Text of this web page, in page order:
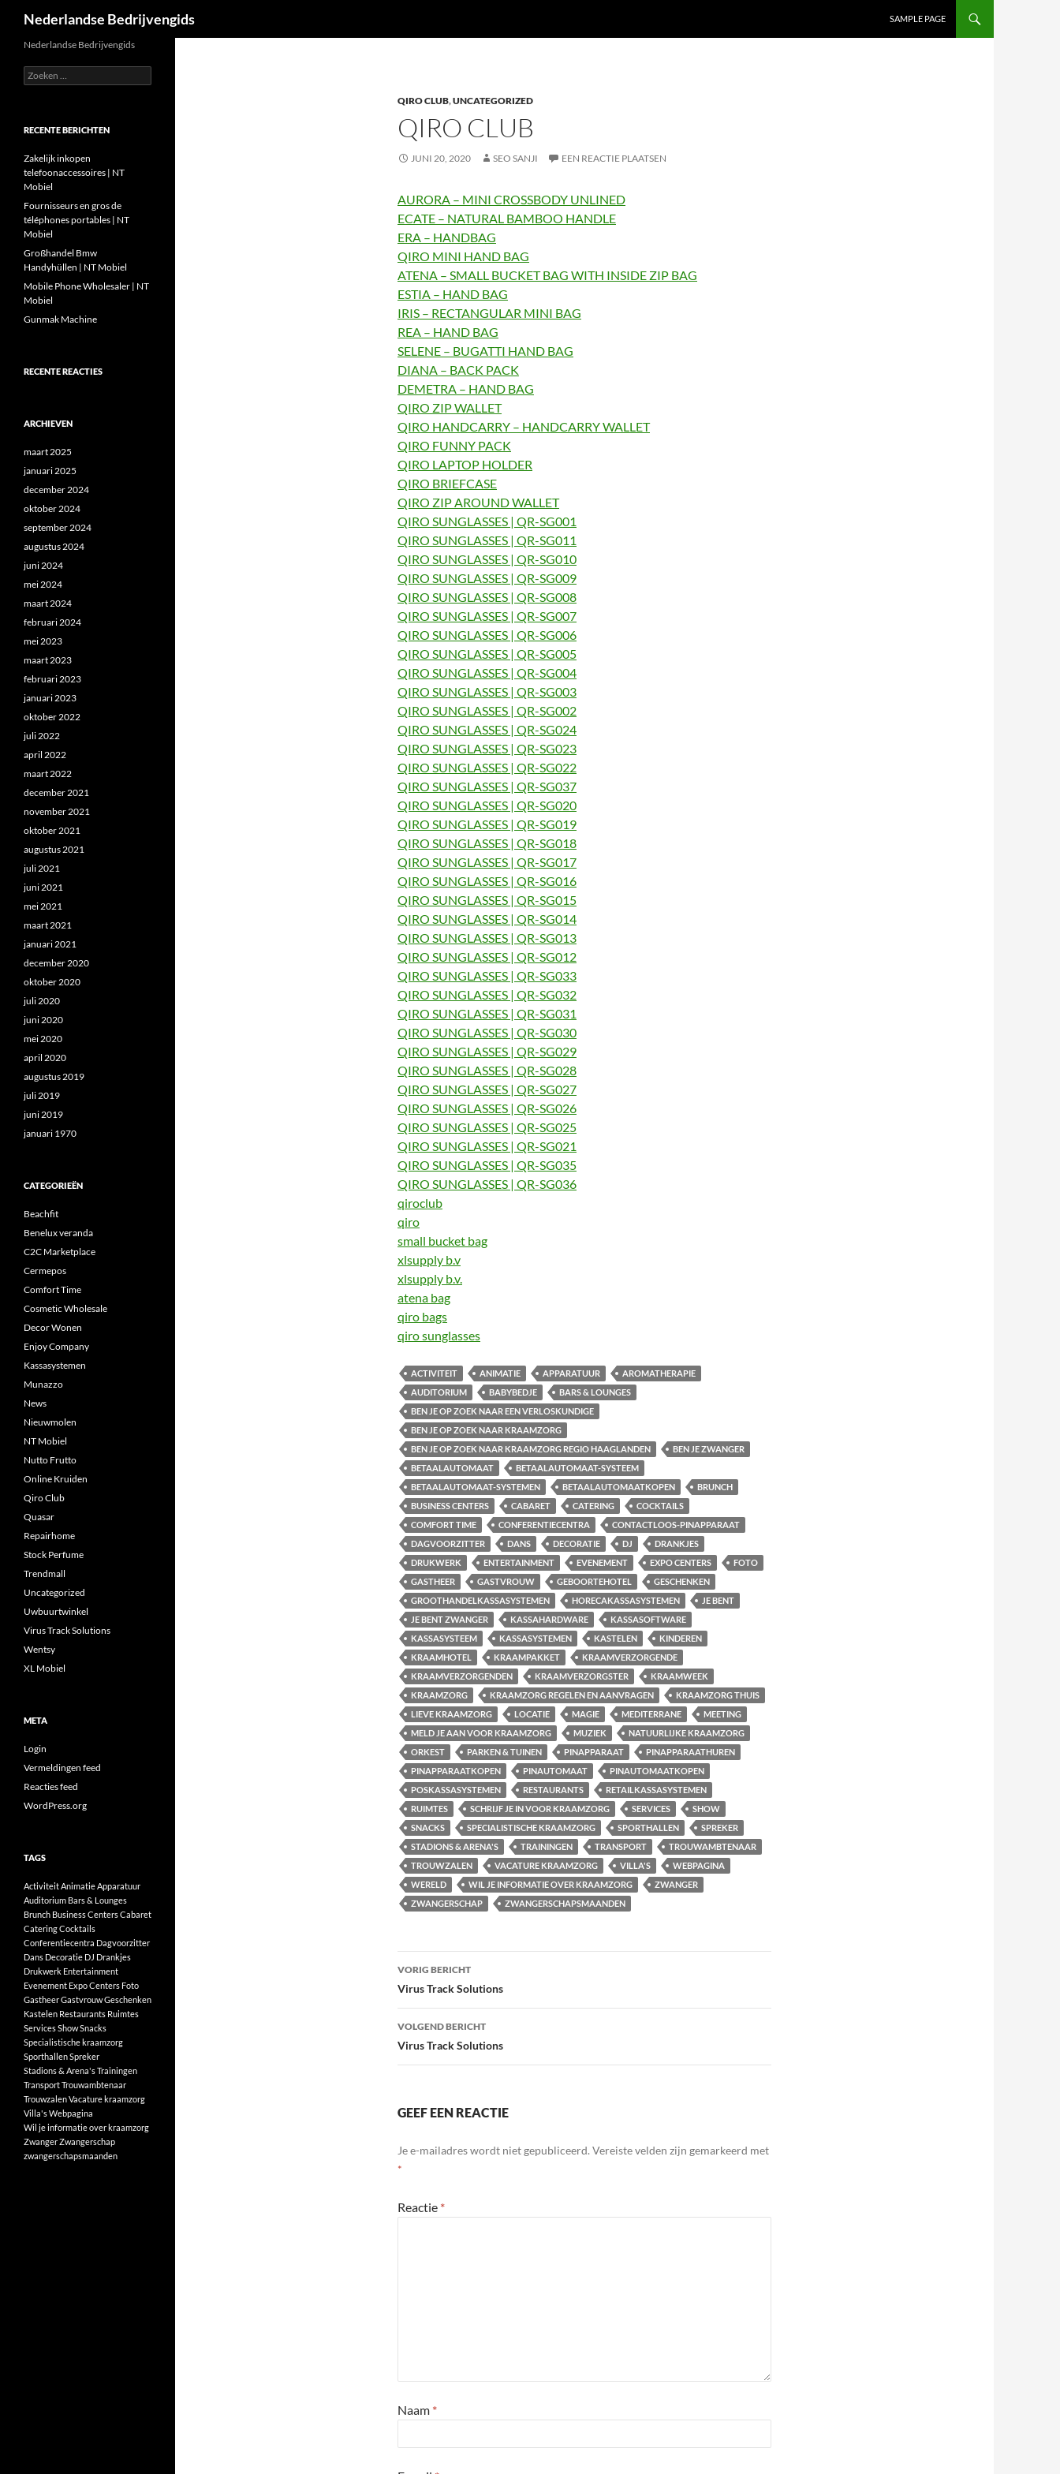
Nederlandse Bedrijvengids SAMPLE PAGE
QIRO CLUB,UNCATEGORIZED
QIRO CLUB
JUNI 20, 2020 SEO SANJI EEN REACTIE PLAATSEN
AURORA – MINI CROSSBODY UNLINED
ECATE – NATURAL BAMBOO HANDLE
ERA – HANDBAG
QIRO MINI HAND BAG
ATENA – SMALL BUCKET BAG WITH INSIDE ZIP BAG
ESTIA – HAND BAG
IRIS – RECTANGULAR MINI BAG
REA – HAND BAG
SELENE – BUGATTI HAND BAG
DIANA – BACK PACK
DEMETRA – HAND BAG
QIRO ZIP WALLET
QIRO HANDCARRY – HANDCARRY WALLET
QIRO FUNNY PACK
QIRO LAPTOP HOLDER
QIRO BRIEFCASE
QIRO ZIP AROUND WALLET
QIRO SUNGLASSES | QR-SG001
QIRO SUNGLASSES | QR-SG011
QIRO SUNGLASSES | QR-SG010
QIRO SUNGLASSES | QR-SG009
QIRO SUNGLASSES | QR-SG008
QIRO SUNGLASSES | QR-SG007
QIRO SUNGLASSES | QR-SG006
QIRO SUNGLASSES | QR-SG005
QIRO SUNGLASSES | QR-SG004
QIRO SUNGLASSES | QR-SG003
QIRO SUNGLASSES | QR-SG002
QIRO SUNGLASSES | QR-SG024
QIRO SUNGLASSES | QR-SG023
QIRO SUNGLASSES | QR-SG022
QIRO SUNGLASSES | QR-SG037
QIRO SUNGLASSES | QR-SG020
QIRO SUNGLASSES | QR-SG019
QIRO SUNGLASSES | QR-SG018
QIRO SUNGLASSES | QR-SG017
QIRO SUNGLASSES | QR-SG016
QIRO SUNGLASSES | QR-SG015
QIRO SUNGLASSES | QR-SG014
QIRO SUNGLASSES | QR-SG013
QIRO SUNGLASSES | QR-SG012
QIRO SUNGLASSES | QR-SG033
QIRO SUNGLASSES | QR-SG032
QIRO SUNGLASSES | QR-SG031
QIRO SUNGLASSES | QR-SG030
QIRO SUNGLASSES | QR-SG029
QIRO SUNGLASSES | QR-SG028
QIRO SUNGLASSES | QR-SG027
QIRO SUNGLASSES | QR-SG026
QIRO SUNGLASSES | QR-SG025
QIRO SUNGLASSES | QR-SG021
QIRO SUNGLASSES | QR-SG035
QIRO SUNGLASSES | QR-SG036
qiroclub
qiro
small bucket bag
xlsupply b.v
xlsupply b.v.
atena bag
qiro bags
qiro sunglasses
ACTIVITEIT ANIMATIE APPARATUUR
AROMATHERAPIE
AUDITORIUM
BABYBEDJE
BARS & LOUNGES
BEN JE OP ZOEK NAAR EEN VERLOSKUNDIGE
BEN JE OP ZOEK NAAR KRAAMZORG
BEN JE OP ZOEK NAAR KRAAMZORG REGIO HAAGLANDEN
BEN JE ZWANGER
BETAALAUTOMAAT
BETAALAUTOMAAT-SYSTEEM
BETAALAUTOMAAT-SYSTEMEN
BETAALAUTOMAATKOPEN
BRUNCH
BUSINESS CENTERS
CABARET CATERING
COCKTAILS
COMFORT TIME
CONFERENTIECENTRA
CONTACTLOOS-PINAPPARAAT
DAGVOORZITTER
DANS DECORATIE DJ
DRANKJES
DRUKWERK
ENTERTAINMENT EVENEMENT EXPO CENTERS
FOTO
GASTHEER
GASTVROUW GEBOORTEHOTEL
GESCHENKEN
GROOTHANDELKASSASYSTEMEN
HORECAKASSASYSTEMEN
JE BENT
JE BENT ZWANGER
KASSAHARDWARE
KASSASOFTWARE
KASSASYSTEEM
KASSASYSTEMEN KASTELEN
KINDEREN
KRAAMHOTEL
KRAAMPAKKET
KRAAMVERZORGENDE
KRAAMVERZORGENDEN
KRAAMVERZORGSTER
KRAAMWEEK
KRAAMZORG
KRAAMZORG REGELEN EN AANVRAGEN
KRAAMZORG THUIS
LIEVE KRAAMZORG
LOCATIE MAGIE MEDITERRANE
MEETING
MELD JE AAN VOOR KRAAMZORG
MUZIEK
NATUURLIJKE KRAAMZORG
ORKEST
PARKEN & TUINEN PINAPPARAAT
PINAPPARAATHUREN
PINAPPARAATKOPEN
PINAUTOMAAT
PINAUTOMAATKOPEN
POSKASSASYSTEMEN
RESTAURANTS
RETAILKASSASYSTEMEN
RUIMTES
SCHRIJF JE IN VOOR KRAAMZORG SERVICES
SHOW
SNACKS
SPECIALISTISCHE KRAAMZORG SPORTHALLEN
SPREKER
STADIONS & ARENA'S
TRAININGEN TRANSPORT
TROUWAMBTENAAR
TROUWZALEN
VACATURE KRAAMZORG VILLA'S
WEBPAGINA
WERELD
WIL JE INFORMATIE OVER KRAAMZORG
ZWANGER
ZWANGERSCHAP
ZWANGERSCHAPSMAANDEN
Bericht
navigatie
VORIG BERICHT
Virus Track Solutions
VOLGEND BERICHT
Virus Track Solutions
GEEF EEN REACTIE
Je e-mailadres wordt niet gepubliceerd. Vereiste velden zijn gemarkeerd met
*
Reactie *
Naam *
Nederlandse Bedrijvengids
Zoeken
naar:
RECENTE BERICHTEN
Zakelijk inkopen
telefoonaccessoires | NT
Mobiel
Fournisseurs en gros de
téléphones portables | NT
Mobiel
Großhandel Bmw
Handyhüllen | NT Mobiel
Mobile Phone Wholesaler | NT
Mobiel
Gunmak Machine
RECENTE REACTIES
ARCHIEVEN
maart 2025
januari 2025
december 2024
oktober 2024
september 2024
augustus 2024
juni 2024
mei 2024
maart 2024
februari 2024
mei 2023
maart 2023
februari 2023
januari 2023
oktober 2022
juli 2022
april 2022
maart 2022
december 2021
november 2021
oktober 2021
augustus 2021
juli 2021
juni 2021
mei 2021
maart 2021
januari 2021
december 2020
oktober 2020
juli 2020
juni 2020
mei 2020
april 2020
augustus 2019
juli 2019
juni 2019
januari 1970
CATEGORIEËN
Beachfit
Benelux veranda
C2C Marketplace
Cermepos
Comfort Time
Cosmetic Wholesale
Decor Wonen
Enjoy Company
Kassasystemen
Munazzo
News
Nieuwmolen
NT Mobiel
Nutto Frutto
Online Kruiden
Qiro Club
Quasar
Repairhome
Stock Perfume
Trendmall
Uncategorized
Uwbuurtwinkel
Virus Track Solutions
Wentsy
XL Mobiel
META
Login
Vermeldingen feed
Reacties feed
WordPress.org
TAGS
ActiviteitAnimatieApparatuur
Auditorium Bars & Lounges
Brunch Business CentersCabaret
CateringCocktails
Conferentiecentra Dagvoorzitter
Dans Decoratie DJ Drankjes
Drukwerk Entertainment
Evenement Expo Centers Foto
GastheerGastvrouwGeschenken
Kastelen Restaurants Ruimtes
ServicesShowSnacks
Specialistische kraamzorg
SporthallenSpreker
Stadions & Arena'sTrainingen
TransportTrouwambtenaar
TrouwzalenVacature kraamzorg
Villa'sWebpagina
Wil je informatie over kraamzorg
ZwangerZwangerschap
zwangerschapsmaanden